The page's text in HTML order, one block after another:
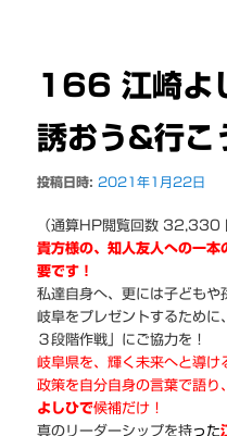
ョ
166 江崎よ
誘おう&行こ
投稿日時: 2021年1月22日
（通算HP閲覧回数
貴方様の、知人友人への一
要です！
私達自身へ、更には子どもや
岐阜をプレゼントするために
３段階作戦」にご協力を！
岐阜県を、輝く未来へと導け
政策を自分自身の言葉で語
よしひで候補だけ！
真のリーダーシップを持った